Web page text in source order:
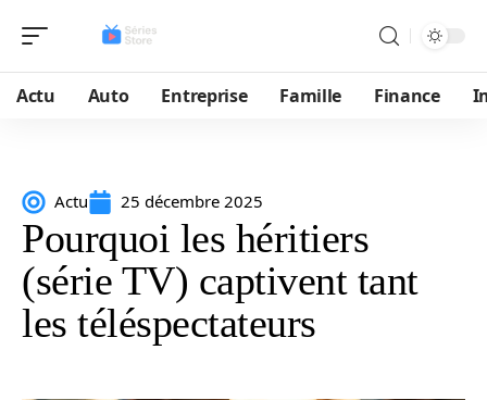
Actu Auto Entreprise Famille Finance
Actu 25 décembre 2025
Pourquoi les héritiers
(série TV) captivent tant
les téléspectateurs